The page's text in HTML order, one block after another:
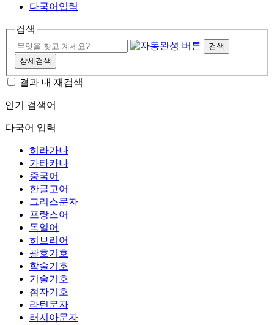
다국어입력
검색
검색
상세검색
결과 내 재검색
인기 검색어
다국어 입력
히라가나
가타카나
중국어
한글고어
그리스문자
프랑스어
독일어
히브리어
괄호기호
학술기호
기술기호
첨자기호
라틴문자
러시아문자